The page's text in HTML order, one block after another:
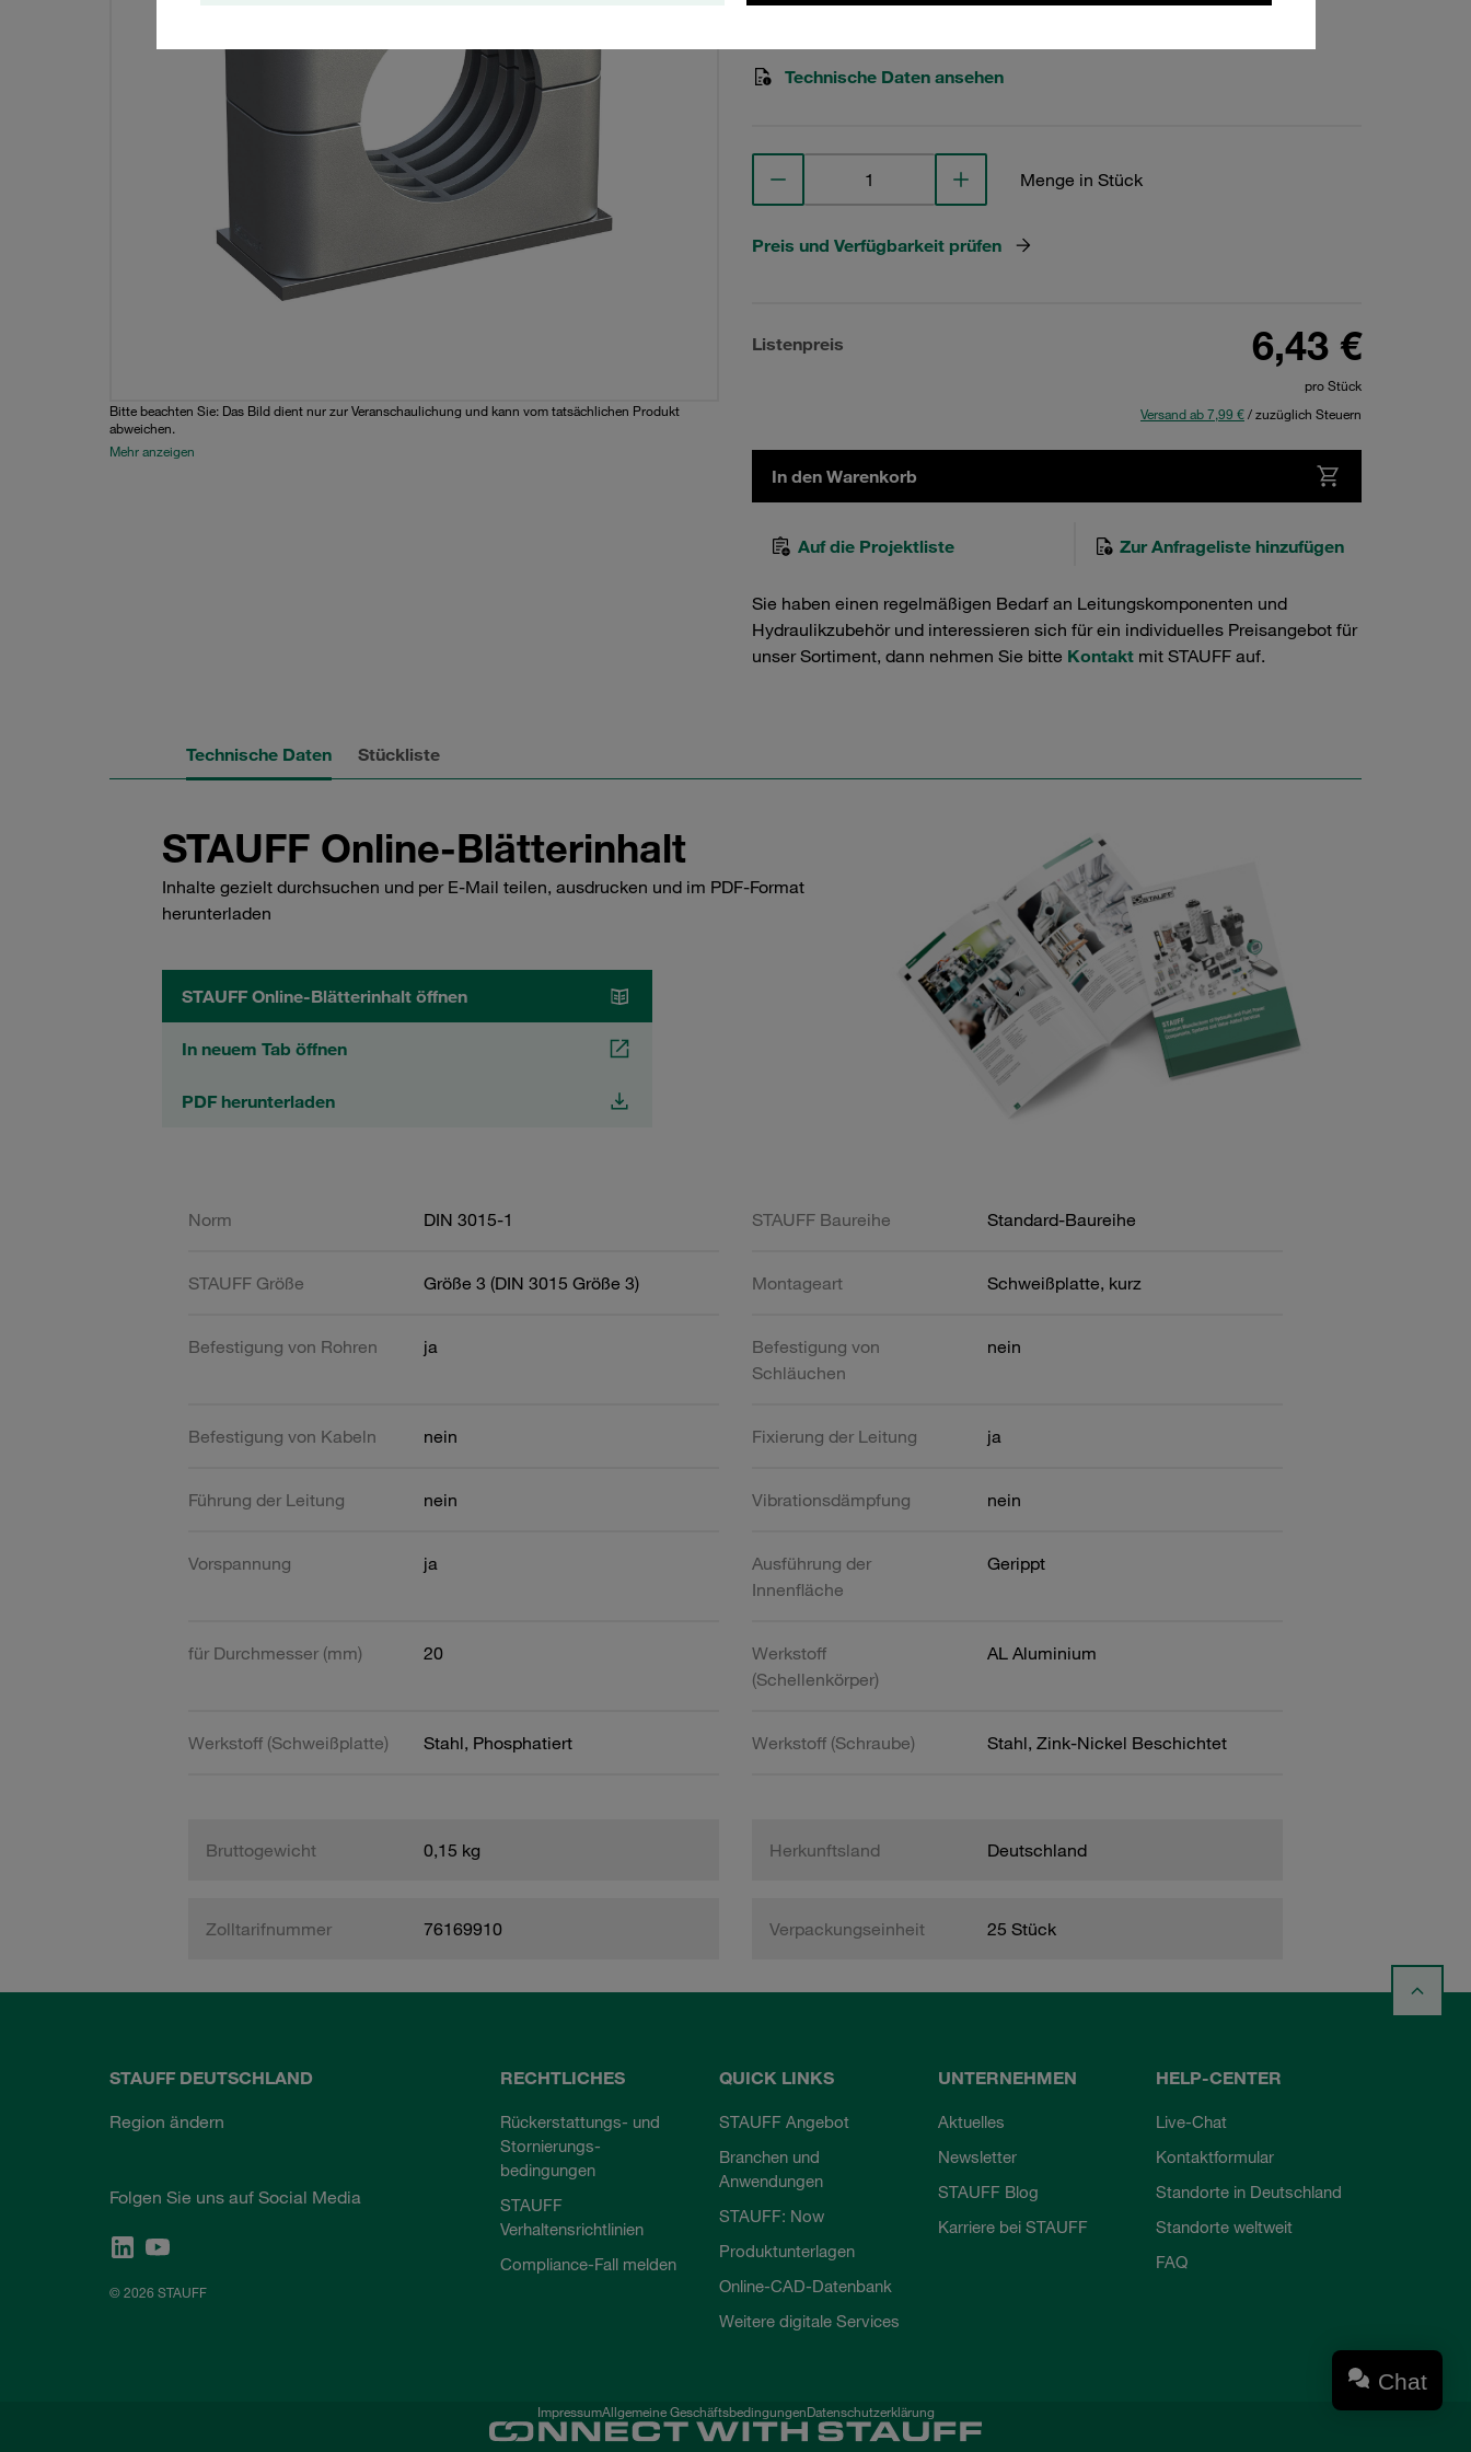
Bitte beachten Sie: Das Bild dient nur zur Veranschaulichung und kann vom tatsächlichen Produkt
abweichen.
Mehr anzeigen
Technische Daten ansehen
Menge in Stück
Preis und Verfügbarkeit prüfen
Listenpreis 6,43 €
pro Stück
Versand ab 7,99 €/ zuzüglich Steuern
In den Warenkorb
Auf die Projektliste Zur Anfrageliste hinzufügen
Sie haben einen regelmäßigen Bedarf an Leitungskomponenten und
Hydraulikzubehör und interessieren sich für ein individuelles Preisangebot für
unser Sortiment, dann nehmen Sie bitte Kontakt mit STAUFF auf.
Technische Daten Stückliste
STAUFF Online-Blätterinhalt
Inhalte gezielt durchsuchen und per E-Mail teilen, ausdrucken und im PDF-Format
herunterladen
STAUFF Online-Blätterinhalt öffnen
In neuem Tab öffnen
PDF herunterladen
Norm DIN 3015-1 STAUFF Baureihe Standard-Baureihe
STAUFF Größe Größe 3 (DIN 3015 Größe 3) Montageart Schweißplatte, kurz
Befestigung von Rohren ja
Befestigung von
Schläuchen
nein
Befestigung von Kabeln nein Fixierung der Leitung ja
Führung der Leitung nein Vibrationsdämpfung nein
Vorspannung ja
Ausführung der
Innenfläche
Gerippt
für Durchmesser (mm) 20
Werkstoff
(Schellenkörper)
AL Aluminium
Werkstoff (Schweißplatte) Stahl, Phosphatiert Werkstoff (Schraube) Stahl, Zink-Nickel Beschichtet
Bruttogewicht 0,15 kg Herkunftsland Deutschland
Zolltarifnummer 76169910 Verpackungseinheit 25 Stück
STAUFF DEUTSCHLAND
Region ändern
Folgen Sie uns auf Social Media
© 2026 STAUFF
RECHTLICHES
Rückerstattungs- und
Stornierungs-
bedingungen
STAUFF
Verhaltensrichtlinien
Compliance-Fall melden
QUICK LINKS
STAUFF Angebot
Branchen und
Anwendungen
STAUFF: Now
Produktunterlagen
Online-CAD-Datenbank
Weitere digitale Services
UNTERNEHMEN
Aktuelles
Newsletter
STAUFF Blog
Karriere bei STAUFF
HELP-CENTER
Live-Chat
Kontaktformular
Standorte in Deutschland
Standorte weltweit
FAQ
ImpressumAllgemeine GeschäftsbedingungenDatenschutzerklärung
Chat